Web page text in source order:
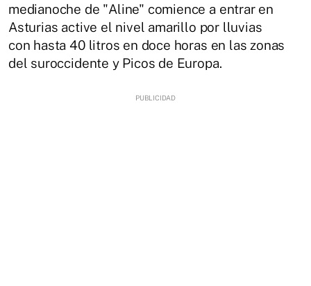
medianoche de "Aline" comience a entrar en
Asturias active el nivel amarillo por lluvias
con hasta 40 litros en doce horas en las zonas
del suroccidente y Picos de Europa.